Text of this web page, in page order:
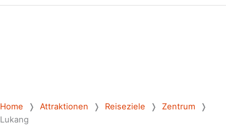
Home ❭ Attraktionen ❭ Reiseziele ❭ Zentrum ❭
Lukang